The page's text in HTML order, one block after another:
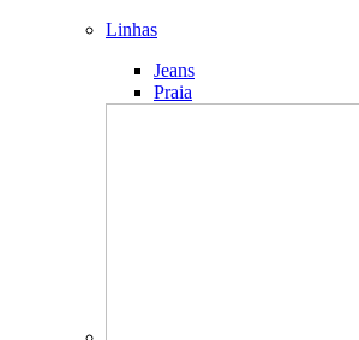
Linhas
Jeans
Praia